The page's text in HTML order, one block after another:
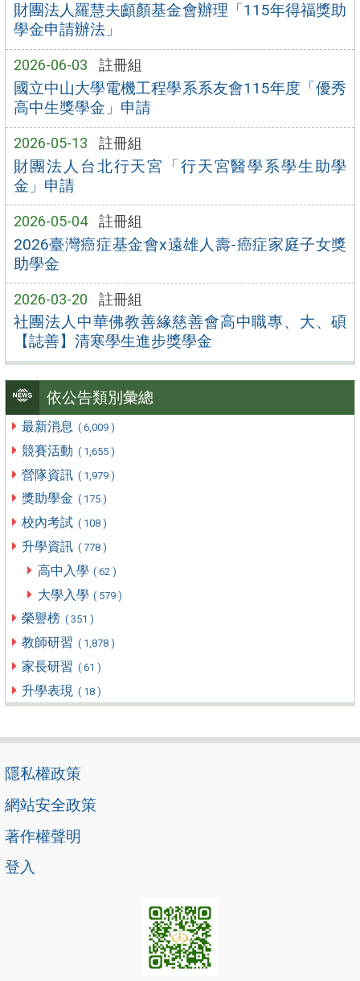
財團法人羅慧夫顱顏基金會辦理「115年得福獎助
學金申請辦法」
2026-06-03 註冊組
國立中山大學電機工程學系系友會115年度「優秀
高中生獎學金」申請
2026-05-13 註冊組
財團法人台北行天宮「行天宮醫學系學生助學
金」申請
2026-05-04 註冊組
2026臺灣癌症基金會x遠雄人壽-癌症家庭子女獎
助學金
2026-03-20 註冊組
社團法人中華佛教善緣慈善會高中職專、大、碩
【誌善】清寒學生進步獎學金
依公告類別彙總
最新消息 ( 6,009 )
競賽活動 ( 1,655 )
營隊資訊 ( 1,979 )
獎助學金 ( 175 )
校內考試 ( 108 )
升學資訊 ( 778 )
高中入學 ( 62 )
大學入學 ( 579 )
榮譽榜 ( 351 )
教師研習 ( 1,878 )
家長研習 ( 61 )
升學表現 ( 18 )
隱私權政策
網站安全政策
著作權聲明
登入